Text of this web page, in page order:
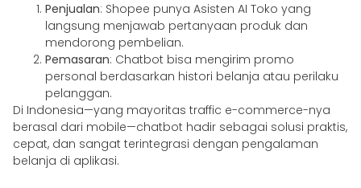
Penjualan: Shopee punya Asisten AI Toko yang
langsung menjawab pertanyaan produk dan
mendorong pembelian.
Pemasaran: Chatbot bisa mengirim promo
personal berdasarkan histori belanja atau perilaku
pelanggan.
Di Indonesia—yang mayoritas traffic e-commerce-nya
berasal dari mobile—chatbot hadir sebagai solusi praktis,
cepat, dan sangat terintegrasi dengan pengalaman
belanja di aplikasi.